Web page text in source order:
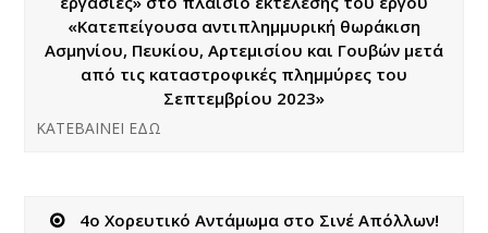
«Κατεπείγουσα αντιπλημμυρική θωράκιση
Ασμηνίου, Πευκίου, Αρτεμισίου και Γουβών μετά
από τις καταστροφικές πλημμύρες του
Σεπτεμβρίου 2023»
KATEBAINEI ΕΔΩ
4o Χορευτικό Αντάμωμα στο Σινέ Απόλλων!